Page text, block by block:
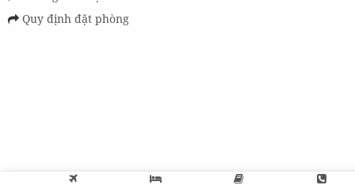
Quy định đặt phòng